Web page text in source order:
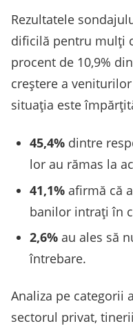
Rezultatele
dificilă pentru mulți
procent de 10,9%
creștere a
situația este
45,4% dintre
lor au rămas la
41,1% afirmă că
banilor intrați în
2,6% au ales să
întrebare.
Analiza pe categorii
sectorul privat,